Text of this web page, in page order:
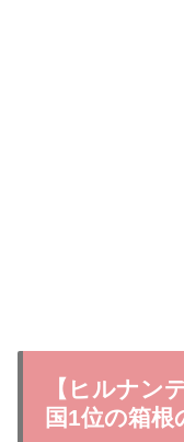
【ヒルナン
国1位の箱